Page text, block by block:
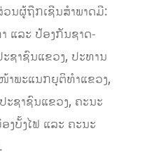
ນຜູ້ຖືກເຊີນສຳພາດມີ:
ແລະ ປ້ອງກັນຊາດ-
ຊາຊົນແຂວງ, ປະທານ
າພະແນກຍຸຕິທຳແຂວງ,
ຊາຊົນແຂວງ, ຄະນະ
ງບັ້ງໄຟ ແລະ ຄະນະ